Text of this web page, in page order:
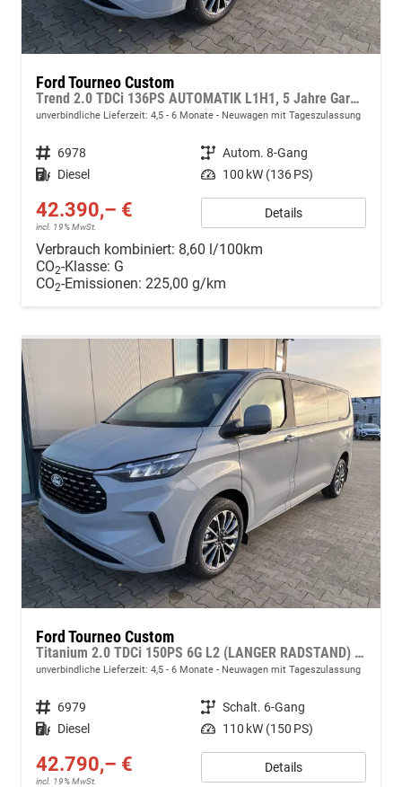
Ford Tourneo Custom
Trend 2.0 TDCi 136PS AUTOMATIK L1H1, 5 Jahre Garantie, 8 Plätze, 16" Alu, Parksensoren vo/hi, Rückfahrkamera, LED-Scheinwerfer, Keyless, Sitzheizung, Radio 13" inkl. Wireless AndroidAuto/Apple CarPlay, Tempomat, Klimaautomatik
unverbindliche Lieferzeit: 4,5 - 6 Monate Neuwagen mit Tageszulassung
Fahrzeugnr. 6978 Getriebe Autom. 8-Gang
Kraftstoff Diesel Leistung 100 kW (136 PS)
42.390,– €
incl. 19% MwSt.
Details
Verbrauch kombiniert: 8,60 l/100km
CO2-Klasse: G
CO2-Emissionen: 225,00 g/km
Ford Tourneo Custom
Titanium 2.0 TDCi 150PS 6G L2 (LANGER RADSTAND) H1, 5 Jahre Garantie, 8 Plätze, 17" Alu, Sitzheizung, Klimautomatik vo/hi, Privacy-Glas, Spiegel elektr. anklappbar, Parksensoren v/h, Rückfahrkamera, LED-Scheinwerfer, Keyless, Beheizte Frontscheibe, Radio 13"
unverbindliche Lieferzeit: 4,5 - 6 Monate Neuwagen mit Tageszulassung
Fahrzeugnr. 6979 Getriebe Schalt. 6-Gang
Kraftstoff Diesel Leistung 110 kW (150 PS)
42.790,– €
incl. 19% MwSt.
Details